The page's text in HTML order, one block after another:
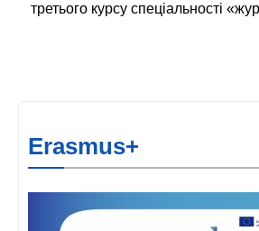
третього курсу спеціальності
Erasmus+